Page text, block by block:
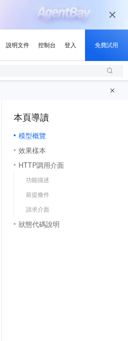
本頁導讀
模型概覽
效果樣本
HTTP調用介面
功能描述
前提條件
請求介面
狀態代碼說明